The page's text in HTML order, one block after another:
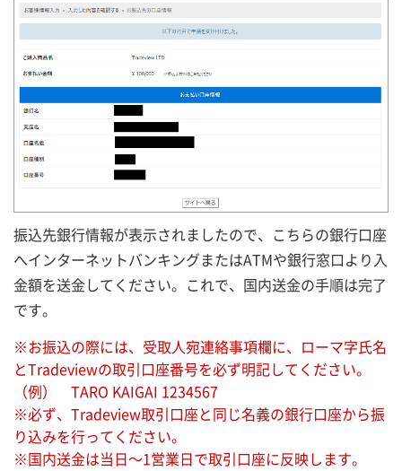
振込先銀行情報が表示されましたので、こちらの銀行口座
へインターネットバンキングまたはATMや銀行窓口より入
金額を送金してください。これで、国内送金の手順は完了
です。
※お振込の際には、受取人宛連絡事項欄に、ローマ字氏名
とTradeviewの取引口座番号を必ず明記してください。
（例） TARO KAIGAI 1234567
※必ず、Tradeview取引口座と同じ名義の銀行口座から振
り込みを行ってください。
※国内送金は当日～1営業日で取引口座に反映します。